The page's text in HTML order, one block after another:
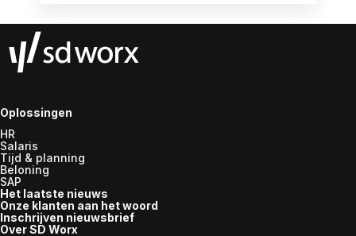
Oplossingen
HR
Salaris
Tijd & planning
Beloning
SAP
Het laatste nieuws
Onze klanten aan het woord
Inschrijven nieuwsbrief
Over SD Worx